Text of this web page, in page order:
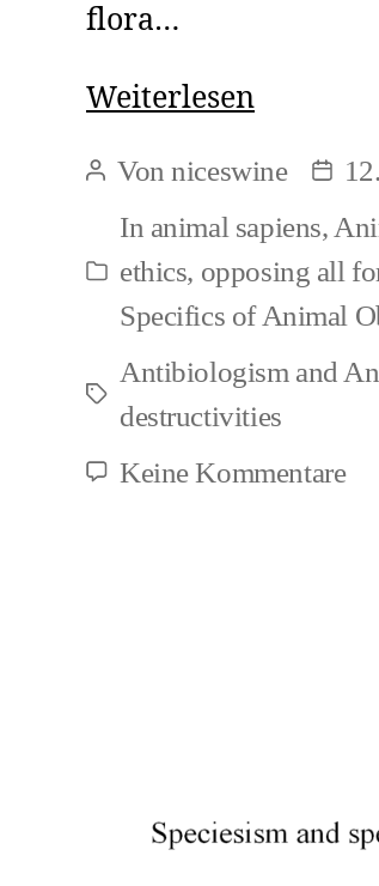
flora…
WeiterlesenSocial
(1)
Beitragsautor
Vonniceswine
Kategorien
In animal sapiens,
ethics, opposing all
Specifics of Animal
Schlagwörter
Antibiologism and
destructivities
Keine Kommentarezu